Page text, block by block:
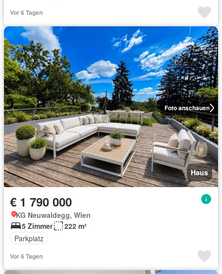
Vor 6 Tagen
Foto anschauen
Haus
€ 1 790 000
KG Neuwaldegg, Wien
5 Zimmer
222 m²
Parkplatz
Vor 6 Tagen